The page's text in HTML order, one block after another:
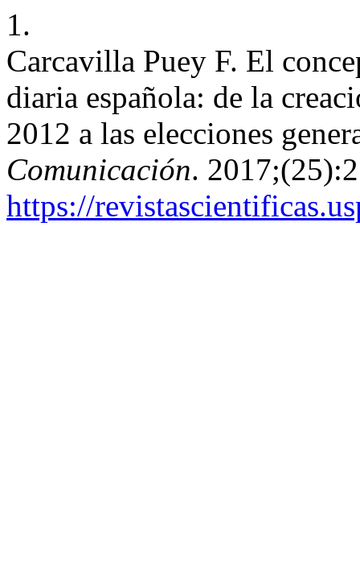
1.
Carcavilla Puey F. El
diaria española: de la
2012 a las elecciones
Comunicación.
https://